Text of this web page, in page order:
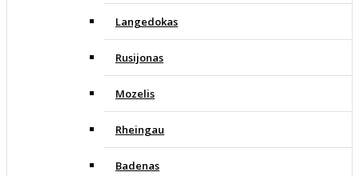
Langedokas
Rusijonas
Mozelis
Rheingau
Badenas